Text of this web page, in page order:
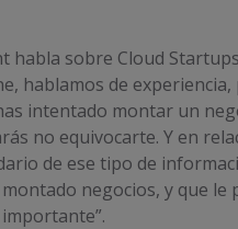
sobre Cloud
hablamos de experiencia,
intentado montar un
no equivocarte. Y en
de ese tipo de
negocios, y que le